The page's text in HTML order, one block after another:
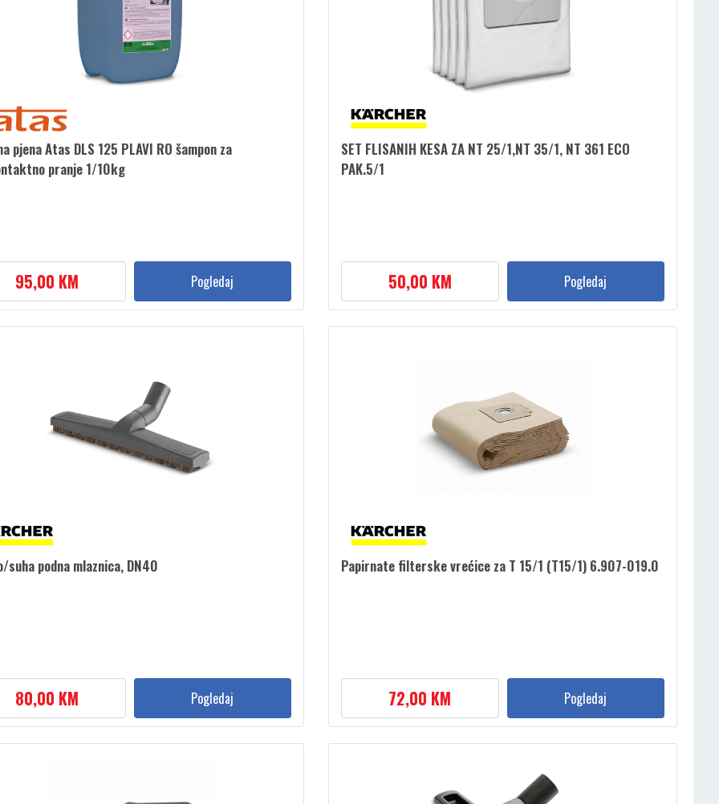
pjena Atas DLS 125 PLAVI RO šampon za
pranje 1/10kg
95,00 KM Pogledaj
SET FLISANIH KESA ZA NT 25/1,NT 35/1, NT 361 ECO
PAK.5/1
50,00 KM Pogledaj
suha podna mlaznica, DN40
80,00 KM Pogledaj
Papirnate filterske vrećice za T 15/1 (T15/1) 6.907-019.0
72,00 KM Pogledaj